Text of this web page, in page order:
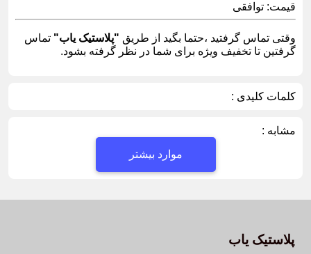
قیمت: توافقی
وقتی تماس گرفتید ،حتما بگید از طریق "پلاستیک یاب" تماس
گرفتین تا تخفیف ویژه برای شما در نظر گرفته بشود.
کلمات کلیدی :
مشابه :
موارد بیشتر
پلاستیک یاب